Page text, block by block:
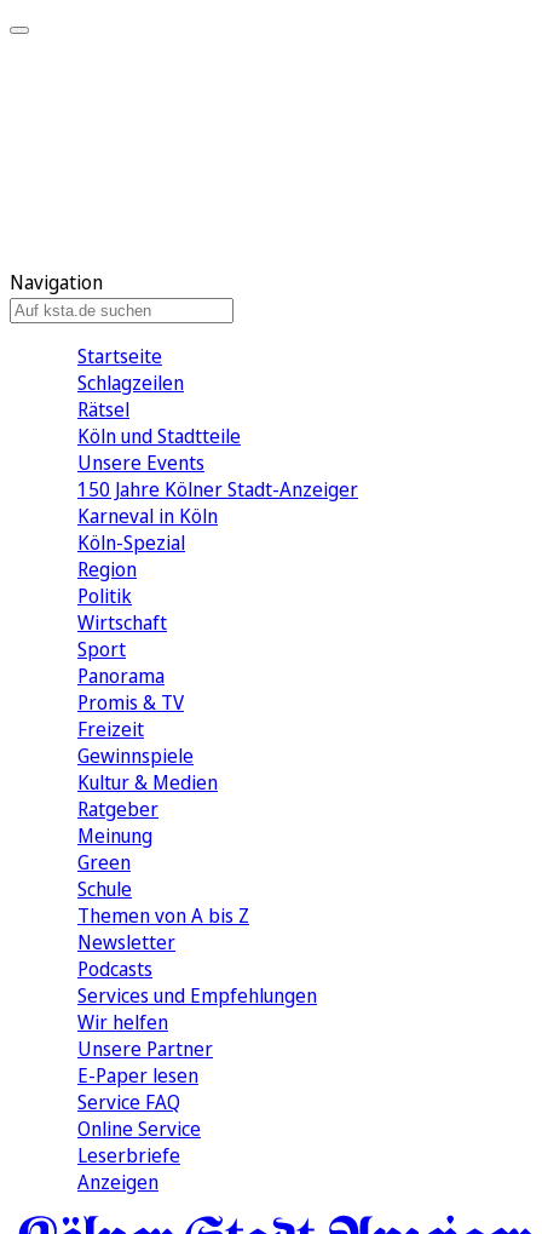
Navigation
Startseite
Schlagzeilen
Rätsel
Köln und Stadtteile
Unsere Events
150 Jahre Kölner Stadt-Anzeiger
Karneval in Köln
Köln-Spezial
Region
Politik
Wirtschaft
Sport
Panorama
Promis & TV
Freizeit
Gewinnspiele
Kultur & Medien
Ratgeber
Meinung
Green
Schule
Themen von A bis Z
Newsletter
Podcasts
Services und Empfehlungen
Wir helfen
Unsere Partner
E-Paper lesen
Service FAQ
Online Service
Leserbriefe
Anzeigen